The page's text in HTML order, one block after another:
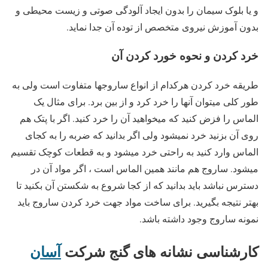
و یا بلوک سیمان را بدون ایجاد آلودگی صوتی و زیست محیطی و
بدون آموزش نیروی متخصص از توده آن جدا نماید.
خرد کردن و نحوه خورد کردن آن
طریقه خرد کردن هرکدام از انواع ساروجها متفاوت است ولی به
طور کلی میتوان آنها را خرد کرد و از بین برد. برای مثال یک
الماس را فزض کنید که میخواهید آن را خرد کنید. اگر با پتک هم
روی آن بزنید خرد نمیشود ولی اگر بدانید که ضربه را به کجای
الماس وارد کنید به راحتی خرد میشود و به قطعات کوچک تقسیم
میشود. ساروج هم مانند همین الماس است ، اگر مواد آن در
دسترس نباشد باید بدانید که از کجا شروع به شکستن آن بکنید تا
بهتر نتیجه بگیرید. برای ساخت مواد جهت خرد کردن ساروج باید
نمونه ساروج وجود داشته باشد.
کارشناسی نشانه های گنج شرکتآسان